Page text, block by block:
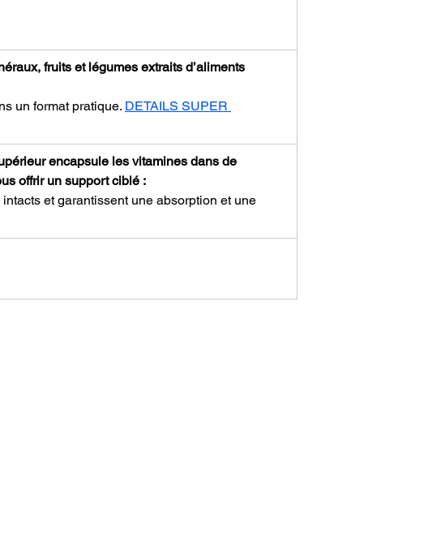
fruits et légumes extraits d’aliments
un format pratique. DETAILS SUPER
encapsule les vitamines dans de
offrir un support ciblé :
et garantissent une absorption et une